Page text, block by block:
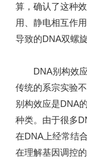
算，确认了这种
用、静电相互作
导致的DNA双螺
DNA别构效
传统的系宗实验
别构效应是DNA
种类。由于很多
在DNA上经常结
在理解基因调控